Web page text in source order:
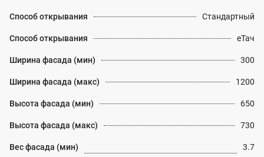
Способ открывания Стандартный
Способ открывания еТач
Ширина фасада (мин) 300
Ширина фасада (макс) 1200
Высота фасада (мин) 650
Высота фасада (макс) 730
Вес фасада (мин) 3.7